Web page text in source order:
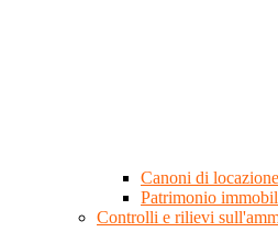
Canoni di
Patrimonio
Controlli e rilievi